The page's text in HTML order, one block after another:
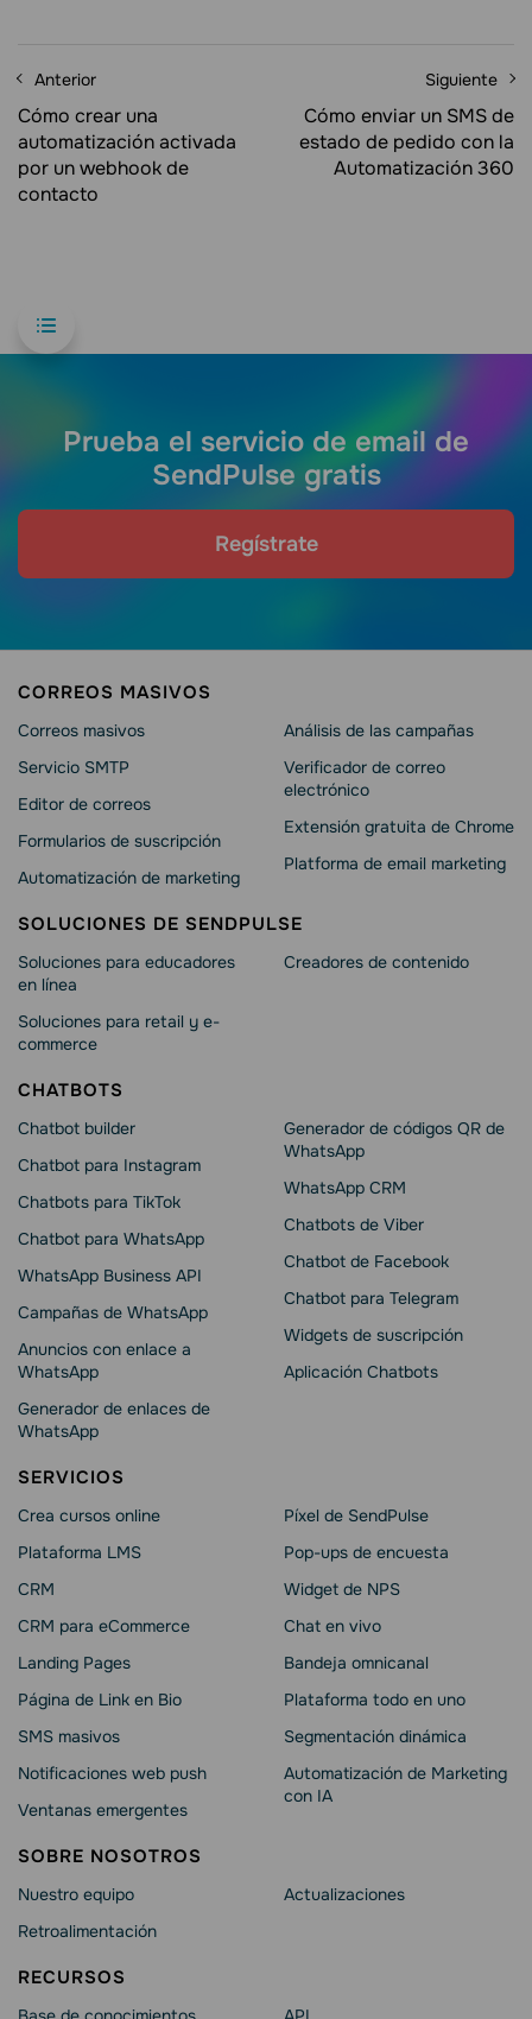
Anterior
Cómo crear una
automatización activada
por un webhook de
contacto
Siguiente
Cómo enviar un SMS de
estado de pedido con la
Automatización 360
Prueba el servicio de email de
SendPulse gratis
Regístrate
CORREOS MASIVOS
Correos masivos
Servicio SMTP
Editor de correos
Formularios de suscripción
Automatización de marketing
Análisis de las campañas
Verificador de correo
electrónico
Extensión gratuita de Chrome
Platforma de email marketing
SOLUCIONES DE SENDPULSE
Soluciones para educadores
en línea
Soluciones para retail y e-
commerce
Creadores de contenido
CHATBOTS
Chatbot builder
Chatbot para Instagram
Chatbots para TikTok
Chatbot para WhatsApp
WhatsApp Business API
Campañas de WhatsApp
Anuncios con enlace a
WhatsApp
Generador de enlaces de
WhatsApp
Generador de códigos QR de
WhatsApp
WhatsApp CRM
Chatbots de Viber
Chatbot de Facebook
Chatbot para Telegram
Widgets de suscripción
Aplicación Chatbots
SERVICIOS
Crea cursos online
Plataforma LMS
CRM
CRM para eCommerce
Landing Pages
Página de Link en Bio
SMS masivos
Notificaciones web push
Ventanas emergentes
Píxel de SendPulse
Pop-ups de encuesta
Widget de NPS
Chat en vivo
Bandeja omnicanal
Plataforma todo en uno
Segmentación dinámica
Automatización de Marketing
con IA
SOBRE NOSOTROS
Nuestro equipo
Retroalimentación
Actualizaciones
RECURSOS